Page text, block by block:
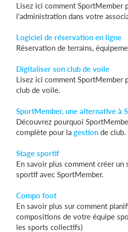
Lisez ici comment SportMember
l'administration dans votre
Logiciel de réservation en ligne
Réservation de terrains,
Digitaliser son club de voile
Lisez ici comment SportMember
club de voile.
SportMember, une alternative à
Découvrez pourquoi
complète pour la gestion de club.
Stage sportif
En savoir plus comment créer un
sportif avec SportMember.
Compo foot
En savoir plus sur comment
compositions de votre équipe
les sports collectifs)